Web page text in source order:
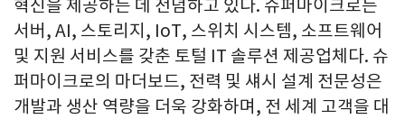
혁신을 제공하는 데 전념하고 있다. 슈퍼마이크로는
서버, AI, 스토리지, IoT, 스위치 시스템, 소프트웨어
및 지원 서비스를 갖춘 토털 IT 솔루션 제공업체다. 슈
퍼마이크로의 마더보드, 전력 및 섀시 설계 전문성은
개발과 생산 역량을 더욱 강화하며, 전 세계 고객을 대